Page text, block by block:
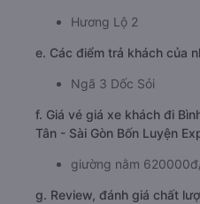
Hương Lộ 2
e. Các điểm trả khách của
Ngã 3 Dốc Sỏi
f. Giá vé giá xe khách đi
Tân - Sài Gòn Bốn Luyện
giường nằm
g. Review, đánh giá chất